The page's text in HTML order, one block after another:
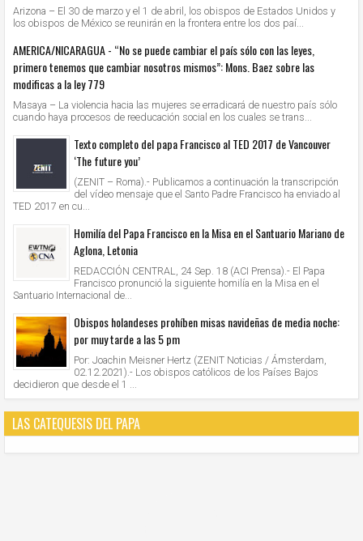
Arizona – El 30 de marzo y el 1 de abril, los obispos de Estados Unidos y
los obispos de México se reunirán en la frontera entre los dos paí...
AMERICA/NICARAGUA - “No se puede cambiar el país sólo con las leyes,
primero tenemos que cambiar nosotros mismos”: Mons. Baez sobre las
modificas a la ley 779
Masaya – La violencia hacia las mujeres se erradicará de nuestro país sólo
cuando haya procesos de reeducación social en los cuales se trans...
Texto completo del papa Francisco al TED 2017 de Vancouver
‘The future you’
(ZENIT – Roma).- Publicamos a continuación la transcripción
del vídeo mensaje que el Santo Padre Francisco ha enviado al
TED 2017 en cu...
Homilía del Papa Francisco en la Misa en el Santuario Mariano de
Aglona, Letonia
REDACCIÓN CENTRAL, 24 Sep. 18 (ACI Prensa).- El Papa
Francisco pronunció la siguiente homilía en la Misa en el
Santuario Internacional de...
Obispos holandeses prohíben misas navideñas de media noche:
por muy tarde a las 5 pm
Por: Joachin Meisner Hertz (ZENIT Noticias / Ámsterdam,
02.12.2021).- Los obispos católicos de los Países Bajos
decidieron que desde el 1 ...
LAS CATEQUESIS DEL PAPA